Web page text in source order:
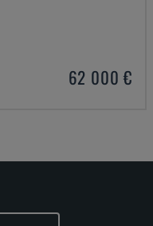
62 000 €